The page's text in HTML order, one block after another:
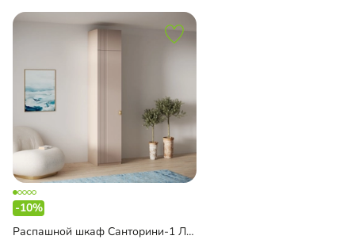
-10%
Распашной шкаф Санторини-1 Лайф с антресолью